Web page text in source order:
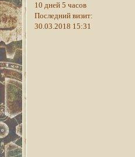
10 дней 5 часов
Последний визит:
30.03.2018 15:31